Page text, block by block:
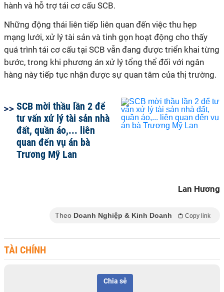
hành và hỗ trợ tái cơ cấu SCB.
Những động thái liên tiếp liên quan đến việc thu hẹp
mạng lưới, xử lý tài sản và tinh gọn hoạt động cho thấy
quá trình tái cơ cấu tại SCB vẫn đang được triển khai từng
bước, trong khi phương án xử lý tổng thể đối với ngân
hàng này tiếp tục nhận được sự quan tâm của thị trường.
SCB mời thầu lần 2 để
tư vấn xử lý tài sản nhà
đất, quần áo,... liên
quan đến vụ án bà
Trương Mỹ Lan
Lan Hương
Theo Doanh Nghiệp & Kinh Doanh Copy link
TÀI CHÍNH
Chia sẻ